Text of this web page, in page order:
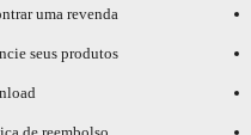
uma revenda
seus produtos